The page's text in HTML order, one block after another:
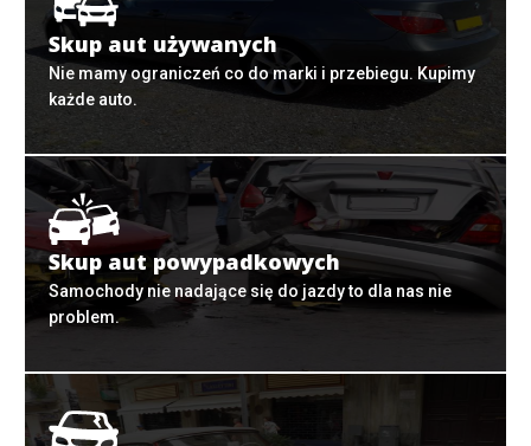
Skup aut używanych
Nie mamy ograniczeń co do marki i przebiegu. Kupimy
każde auto.
Skup aut powypadkowych
Samochody nie nadające się do jazdy to dla nas nie
problem.